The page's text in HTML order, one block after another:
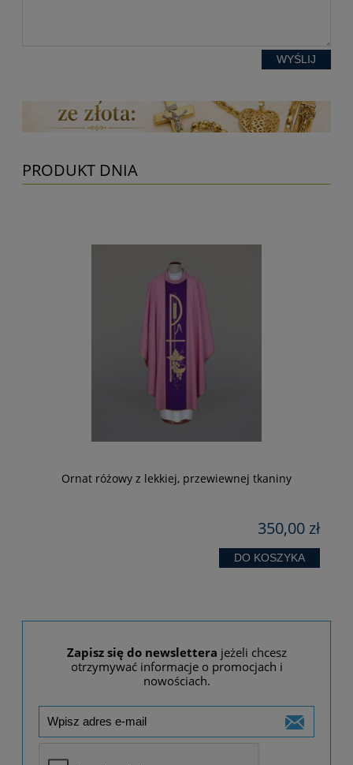
WYŚLIJ
PRODUKT DNIA
Ornat różowy z lekkiej, przewiewnej tkaniny
350,00 zł
DO KOSZYKA
Zapisz się do newslettera jeżeli chcesz
otrzymywać informacje o promocjach i
nowościach.